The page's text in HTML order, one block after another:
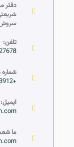
دفتر
سروش پلاک
تلفن:
شماره
+98939-1123912
ایمیل:
ما